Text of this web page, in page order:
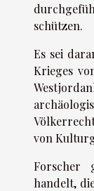
schützen.
Es sei
Krieges
von
Forscher
handelt,